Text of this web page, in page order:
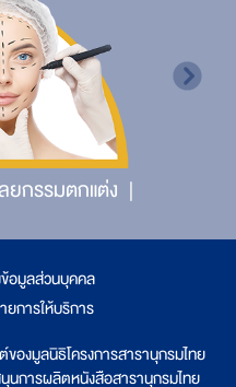
กรรมตกแต่ง
อมูลส่วนบุคคล
ยการให้บริการ
องมูลนิธิโครงการสารานุกรมไทย
นการผลิตหนังสือสารานุกรมไทย